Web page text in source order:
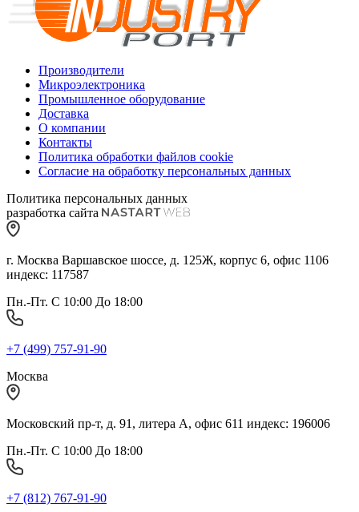
Производители
Микроэлектроника
Промышленное оборудование
Доставка
О компании
Контакты
Политика обработки файлов cookie
Согласие на обработку персональных данных
Политика персональных данных
разработка сайта
г. Москва Варшавское шоссе, д. 125Ж, корпус 6, офис 1106
индекс: 117587
Пн.-Пт. С 10:00 До 18:00
+7 (499) 757-91-90
Москва
Московский пр-т, д. 91, литера А, офис 611 индекс: 196006
Пн.-Пт. С 10:00 До 18:00
+7 (812) 767-91-90